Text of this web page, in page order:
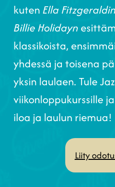
kuten Ella Fitzgeraldin
Billie Holidayn
klassikoista,
yhdessä ja toisena
yksin laulaen. Tule
viikonloppukurssille
iloa ja laulun riemua!
Liity